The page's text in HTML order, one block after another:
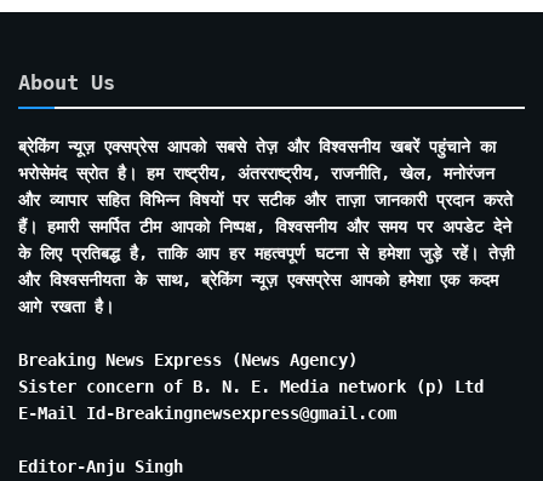
About Us
ब्रेकिंग न्यूज़ एक्सप्रेस आपको सबसे तेज़ और विश्वसनीय खबरें पहुंचाने का
भरोसेमंद स्रोत है। हम राष्ट्रीय, अंतरराष्ट्रीय, राजनीति, खेल, मनोरंजन
और व्यापार सहित विभिन्न विषयों पर सटीक और ताज़ा जानकारी प्रदान करते
हैं। हमारी समर्पित टीम आपको निष्पक्ष, विश्वसनीय और समय पर अपडेट देने
के लिए प्रतिबद्ध है, ताकि आप हर महत्वपूर्ण घटना से हमेशा जुड़े रहें। तेज़ी
और विश्वसनीयता के साथ, ब्रेकिंग न्यूज़ एक्सप्रेस आपको हमेशा एक कदम
आगे रखता है।
Breaking News Express (News Agency)
Sister concern of B. N. E. Media network (p) Ltd
E-Mail Id-Breakingnewsexpress@gmail.com
Editor-Anju Singh